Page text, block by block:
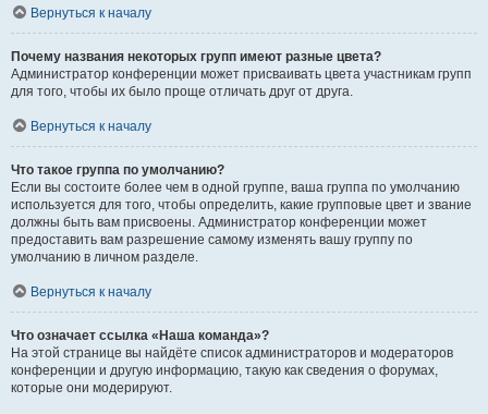
Вернуться к началу
Почему названия некоторых групп имеют разные цвета?
Администратор конференции может присваивать цвета участникам групп
для того, чтобы их было проще отличать друг от друга.
Вернуться к началу
Что такое группа по умолчанию?
Если вы состоите более чем в одной группе, ваша группа по умолчанию
используется для того, чтобы определить, какие групповые цвет и звание
должны быть вам присвоены. Администратор конференции может
предоставить вам разрешение самому изменять вашу группу по
умолчанию в личном разделе.
Вернуться к началу
Что означает ссылка «Наша команда»?
На этой странице вы найдёте список администраторов и модераторов
конференции и другую информацию, такую как сведения о форумах,
которые они модерируют.